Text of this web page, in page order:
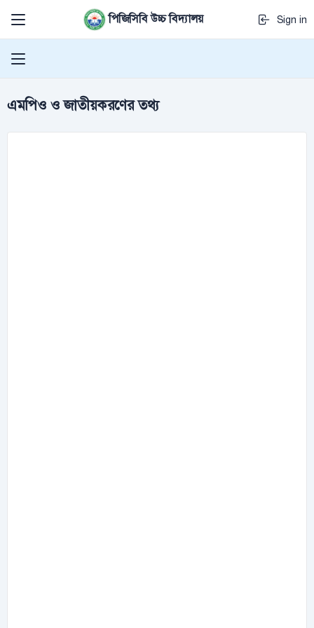
পিজিসিবি উচ্চ বিদ্যালয় Sign in
এমপিও ও জাতীয়করণের তথ্য